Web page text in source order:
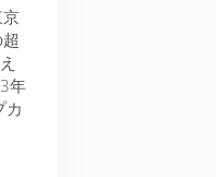
年
カ